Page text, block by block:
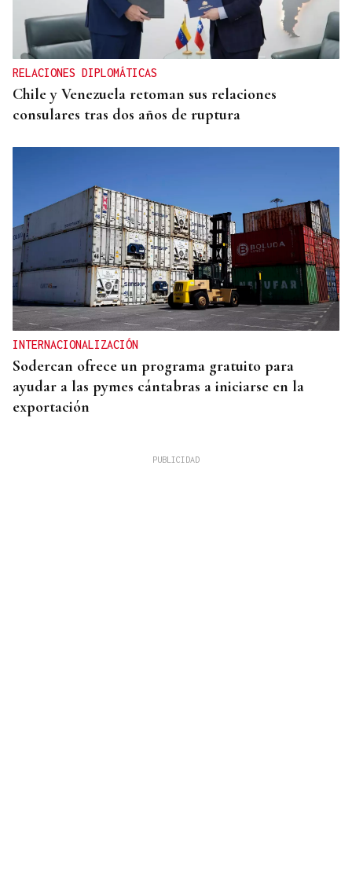
RELACIONES DIPLOMÁTICAS
Chile y Venezuela retoman sus relaciones
consulares tras dos años de ruptura
INTERNACIONALIZACIÓN
Sodercan ofrece un programa gratuito para
ayudar a las pymes cántabras a iniciarse en la
exportación